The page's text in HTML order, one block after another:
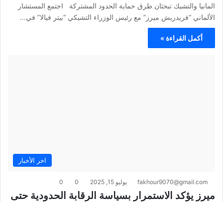
المانيا والتشيك تبحثان طرق حماية الحدود المشتركة اجتمع المستشار
الألماني “فريدريش ميرز” مع رئيس الوزراء التشيكي “بيتر فيالا” في…
أكمل القراءة »
اخر الأخبار
fakhour9070@gmail.com يوليو 15, 2025 0
0
ميرز يؤكد الاستمرار بسياسة الرقابة الحدودية حتى